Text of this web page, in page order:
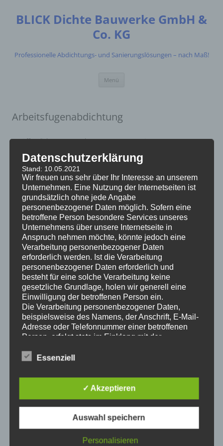
springen
BLICK Dichte Bauwerke GmbH &
Co. KG
Professionelle Abdichtungs- und Sanierungslösungen – nach Maß!
Menü
Arbeitsfugenabdichtung
Veröffentlicht31. Dezember 2014am60 × 75in
Arbeitsfugenabdichtung
← Vorheriges
Schreibe einen Kommentar
Deine E-Mail-Adresse wird nicht veröffentlicht.
Erforderliche Felder sind mit*markiert
Kommentar*
Name
Datenschutzerklärung
Stand: 10.05.2021
Wir freuen uns sehr über Ihr Interesse an unserem
Unternehmen. Eine Nutzung der Internetseiten ist
grundsätzlich ohne jede Angabe
personenbezogener Daten möglich. Sofern eine
betroffene Person besondere Services unseres
Unternehmens über unsere Internetseite in
Anspruch nehmen möchte, könnte jedoch eine
Verarbeitung personenbezogener Daten
erforderlich werden. Ist die Verarbeitung
personenbezogener Daten erforderlich und
besteht für eine solche Verarbeitung keine
gesetzliche Grundlage, holen wir generell eine
Einwilligung der betroffenen Person ein.
Die Verarbeitung personenbezogener Daten,
beispielsweise des Namens, der Anschrift, E-Mail-
Adresse oder Telefonnummer einer betroffenen
Person, erfolgt stets im Einklang mit der
Übereinstimmung mit den für uns geltenden
Mittels dieser Datenschutzerklärung möchte unser
Unternehmen die Öffentlichkeit über Art, Umfang
verarbeiteten personenbezogenen Daten
informieren. Ferner werden betroffene Personen
zustehenden Rechte aufgeklärt.
Essenziell
✓ Akzeptieren
Auswahl speichern
Personalisieren